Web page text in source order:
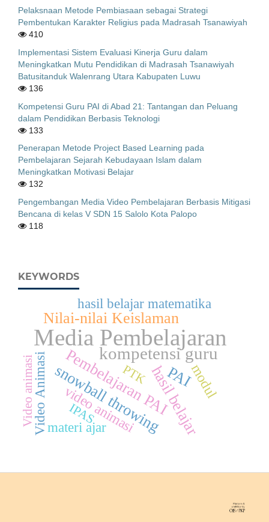
Pelaksnaan Metode Pembiasaan sebagai Strategi
Pembentukan Karakter Religius pada Madrasah Tsanawiyah
410
Implementasi Sistem Evaluasi Kinerja Guru dalam
Meningkatkan Mutu Pendidikan di Madrasah Tsanawiyah
Batusitanduk Walenrang Utara Kabupaten Luwu
136
Kompetensi Guru PAI di Abad 21: Tantangan dan Peluang
dalam Pendidikan Berbasis Teknologi
133
Penerapan Metode Project Based Learning pada
Pembelajaran Sejarah Kebudayaan Islam dalam
Meningkatkan Motivasi Belajar
132
Pengembangan Media Video Pembelajaran Berbasis Mitigasi
Bencana di kelas V SDN 15 Salolo Kota Palopo
118
KEYWORDS
Media Pembelajaran
kompetensi guru
Pembelajaran PAIhasil belajar
PAI
snowball throwing
Nilai-nilai Keislaman
video animasi
modul
Video Animasimateri ajar
hasil belajar matematika
PTK
Video animasi IPAS